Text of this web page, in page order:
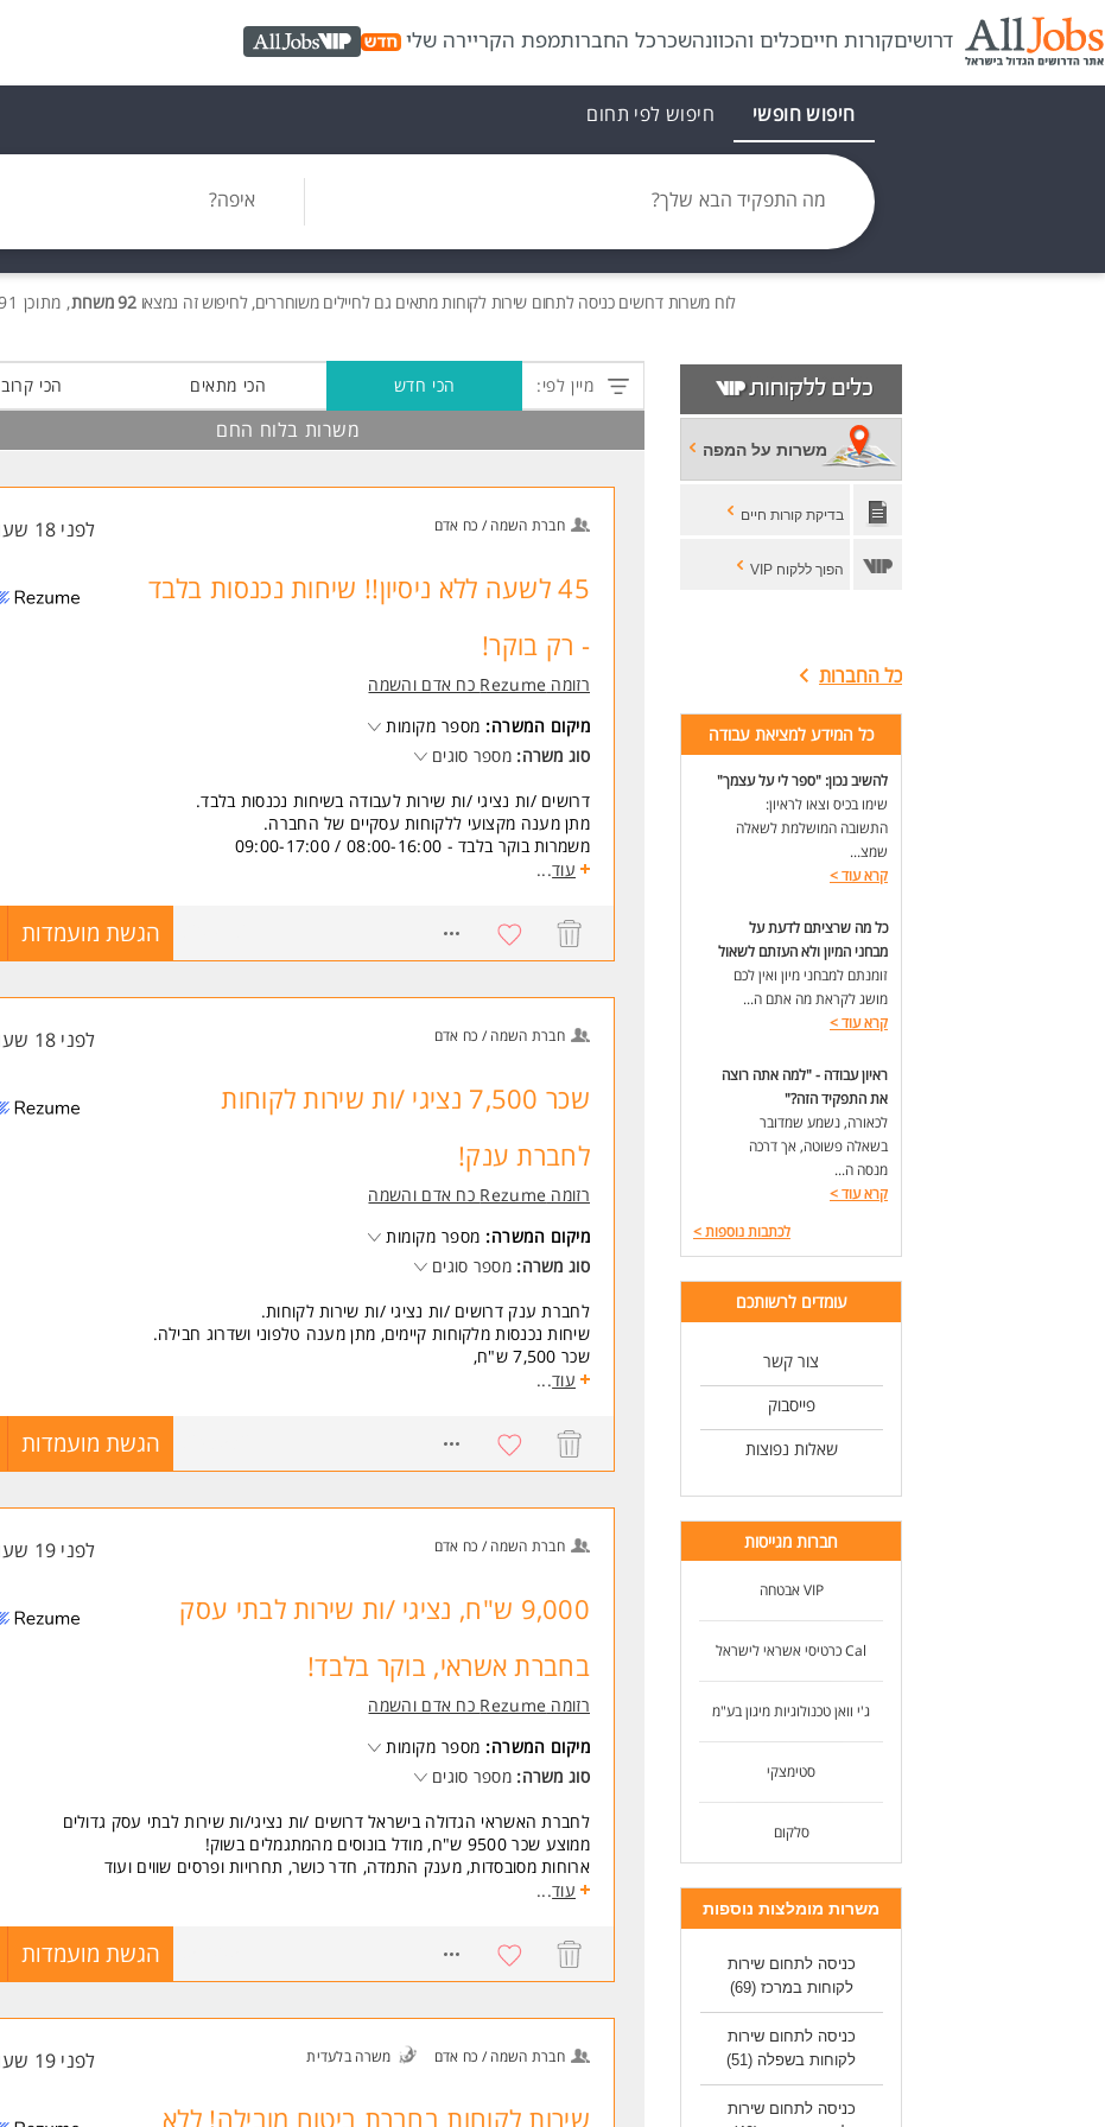
דרושיםקורות חייםכלים והכוונהשכרכל החברותמפת הקריירה שלי AllJobs VIP
חיפוש חופשי חיפוש לפי תחום
מה התפקיד הבא שלך? איפה?
לוח משרותדרושים כניסה לתחום שירות לקוחות מתאים גם לחיילים משוחררים, לחיפוש זה נמצאו92 משרות , מתוכן 91 בלוח החם חינם!
משרות על המפה
בדיקת קורות חיים
הפוך ללקוח VIP
כל החברות
כל המידע למציאת עבודה
להשיב נכון: "ספר לי על עצמך"
שימו בכיס וצאו לראיון:
התשובה המושלמת לשאלה
שמצ...
קרא עוד>
כל מה שרציתם לדעת על
מבחני המיון ולא העזתם לשאול
זומנתם למבחני מיון ואין לכם
מושג לקראת מה אתם ה...
קרא עוד>
ראיון עבודה - "למה אתה רוצה
את התפקיד הזה?"
לכאורה, נשמע שמדובר
בשאלה פשוטה, אך דרכה
מנסה ה...
קרא עוד>
לכתבות נוספות>
עומדים לרשותכם
צור קשר
פייסבוק
שאלות נפוצות
חברות מגייסות
VIP אבטחה
Cal כרטיסי אשראי לישראל
ג'י וואן טכנולוגיות מיגון בע"מ
סטימצקי
סלקום
משרות מומלצות נוספות
כניסה לתחום שירות
לקוחות במרכז (69)
כניסה לתחום שירות
לקוחות בשפלה (51)
כניסה לתחום שירות
מיין לפי: הכי חדש הכי מתאים הכי קרוב
משרות בלוח החם
חברת השמה / כח אדם לפני 18 שעות
45 לשעה ללא ניסיון!! שיחות נכנסות בלבד
- רק בוקר!
רזומה Rezume כח אדם והשמה
מיקום המשרה: מספר מקומות
סוג משרה: מספר סוגים
דרושים /ות נציגי /ות שירות לעבודה בשיחות נכנסות בלבד.
מתן מענה מקצועי ללקוחות עסקיים של החברה.
משמרות בוקר בלבד - 08:00-16:00 / 09:00-17:00
בונוסים גבוהים!
אופציות קידום למתאימים /ות
אוריינטציה שירותית
* המשרה מיועדת לנשים ולגברים כאחד.
לעוד משרות ומידע על רזומה Rezume כח אדם והשמה >
עוד...
הגשת מועמדות
חברת השמה / כח אדם לפני 18 שעות
שכר 7,500 נציגי /ות שירות לקוחות
לחברת ענק!
רזומה Rezume כח אדם והשמה
מיקום המשרה: מספר מקומות
סוג משרה: מספר סוגים
לחברת ענק דרושים /ות נציגי /ות שירות לקוחות.
שיחות נכנסות מלקוחות קיימים, מתן מענה טלפוני ושדרוג חבילה.
שכר 7,500 ש"ח,
נופשי חברה לחו"ל, תווים במוקד, אווירה צעירה, תחרויות ופרסים.
דרישות:
אוריינטציה שירותית - חובה
עוד...
הגשת מועמדות
חברת השמה / כח אדם לפני 19 שעות
9,000 ש"ח, נציגי /ות שירות לבתי עסק
בחברת אשראי, בוקר בלבד!
רזומה Rezume כח אדם והשמה
מיקום המשרה: מספר מקומות
סוג משרה: מספר סוגים
לחברת האשראי הגדולה בישראל דרושים /ות נציגי/ות שירות לבתי עסק גדולים
ממוצע שכר 9500 ש"ח, מודל בונוסים מהמתגמלים בשוק!
ארוחות מסובסדות, מענק התמדה, חדר כושר, תחרויות ופרסים שווים ועוד
מענה לשיחות נכנסות וביצוע שיחות יזומות ללקוחות קיימים
דרישות:
אוריינטציה שירותית
לעוד משרות ומידע על רזומה Rezume כח אדם והשמה >
עוד...
הגשת מועמדות
חברת השמה / כח אדם משרה בלעדית לפני 19 שעות
שירות לקוחות בחברת ביטוח מובילה! ללא